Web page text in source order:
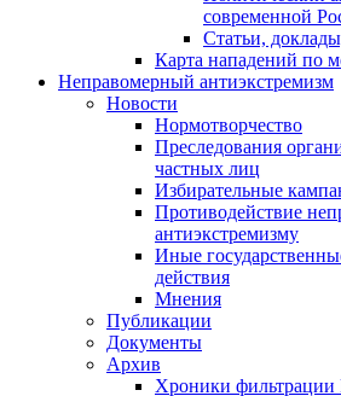
современной
Статьи,
Карта нападений по
Неправомерный антиэкстремизм
Новости
Нормотворчество
Преследования
частных лиц
Избирательные
Противодействие
антиэкстремизму
Иные
действия
Мнения
Публикации
Документы
Архив
Хроники фильтрации